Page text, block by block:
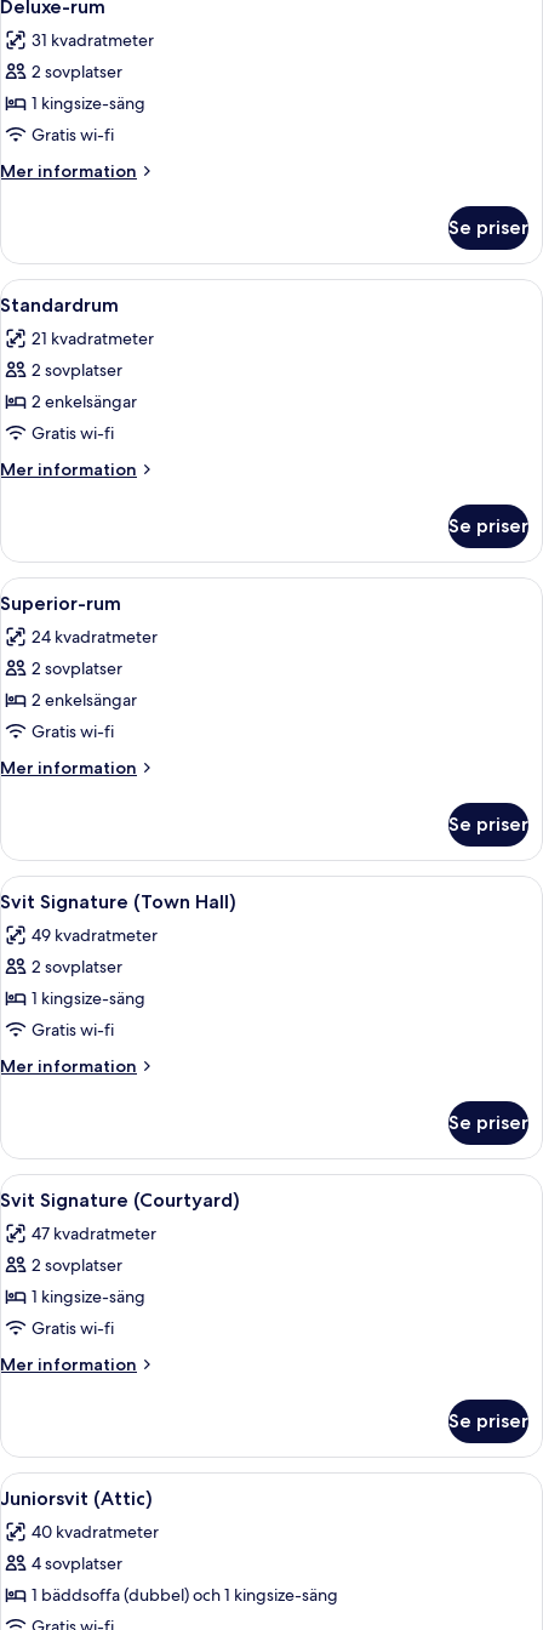
säng
alla
foton
för
Deluxe-
rum
Deluxe-rum
31 kvadratmeter
2 sovplatser
1 kingsize-säng
Gratis wi-fi
Mer information
Mer
rum
Se priser
Öppna
alla
foton
för
Standardrum
Ett modernt hotellrum med en
9
Standardrum
21 kvadratmeter
2 sovplatser
2 enkelsängar
Gratis wi-fi
Mer information
Mer
Se priser
Öppna
alla
foton
för
Superior-
rum
Ett modernt hotellrum med en stor
9
Superior-rum
24 kvadratmeter
2 sovplatser
2 enkelsängar
Gratis wi-fi
Mer information
Mer
rum
Se priser
Öppna
alla
foton
för
Svit
Signature
(Town
Hall)
Ett modernt hotellrum med en stor
5
Svit Signature (Town Hall)
49 kvadratmeter
2 sovplatser
1 kingsize-säng
Gratis wi-fi
Mer information
Mer
Signature
(Town
Hall)
Se priser
Öppna
alla
foton
för
Svit
Signature
(Courtyard)
Ett modernt sovrum med en stor
6
Svit Signature (Courtyard)
47 kvadratmeter
2 sovplatser
1 kingsize-säng
Gratis wi-fi
Mer information
Mer
Signature
(Courtyard)
Se priser
Öppna
alla
foton
för
Juniorsvit
(Attic)
Ett modernt sovrum med en stor
5
Juniorsvit (Attic)
40 kvadratmeter
4 sovplatser
1 bäddsoffa (dubbel) och 1 kingsize-säng